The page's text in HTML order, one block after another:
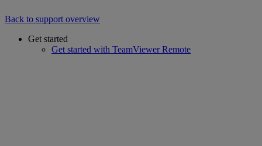
Back to support overview
Get started
Get started with TeamViewer Remote